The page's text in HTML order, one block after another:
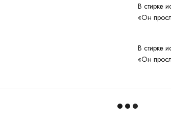
В стирке
«Он
В стирке
«Он